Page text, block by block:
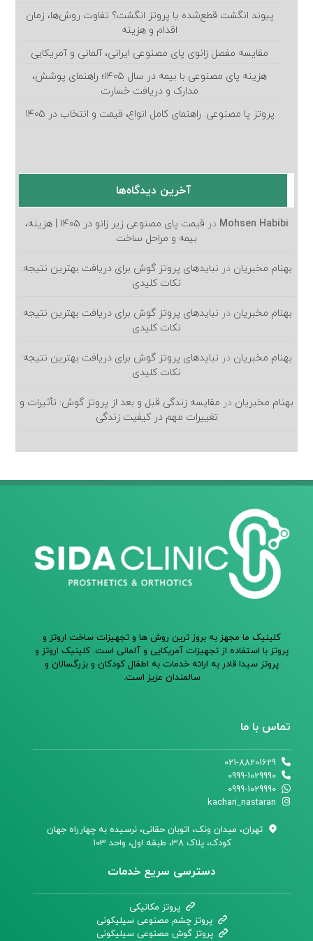
پیوند انگشت قطع‌شده یا پروتز انگشت؟ تفاوت روش‌ها، زمان
اقدام و هزینه
مقایسه مفصل زانوی پای مصنوعی ایرانی، آلمانی و آمریکایی
هزینه پای مصنوعی با بیمه در سال ۱۴۰۵؛ راهنمای پوشش،
مدارک و دریافت خسارت
پروتز پا مصنوعی: راهنمای کامل انواع، قیمت و انتخاب در ۱۴۰۵
آخرین دیدگاه‌ها
Mohsen Habibi در
قیمت پای مصنوعی زیر زانو در ۱۴۰۵ | هزینه،
بیمه و مراحل ساخت
بهنام مخبریان در نبایدهای پروتز گوش برای دریافت بهترین نتیجه:
نکات کلیدی
بهنام مخبریان در نبایدهای پروتز گوش برای دریافت بهترین نتیجه:
نکات کلیدی
بهنام مخبریان در نبایدهای پروتز گوش برای دریافت بهترین نتیجه:
نکات کلیدی
بهنام مخبریان در مقایسه زندگی قبل و بعد از پروتز گوش: تأثیرات و
تغییرات مهم در کیفیت زندگی
کلینیک ما مجهز به بروز ترین روش ها و تجهیزات ساخت اروتز و
پروتز با استفاده از تجهیزات آمریکایی و آلمانی است. کلینیک اروتز و
پروتز سیدا قادر به ارائه خدمات به اطفال کودکان و بزرگسالان و
سالمندان عزیز است.
تماس با ما
021-88201629
0999-1029990
0999-1029990
kachari_nastaran
تهران،‌ میدان ونک، اتوبان حقانی، نرسیده به چهارراه جهان
کودک، پلاک 38، طبقه اول، واحد 103
دسترسی سریع خدمات
پروتز مکانیکی
پروتز چشم مصنوعی سیلیکونی
پروتز گوش مصنوعی سیلیکونی